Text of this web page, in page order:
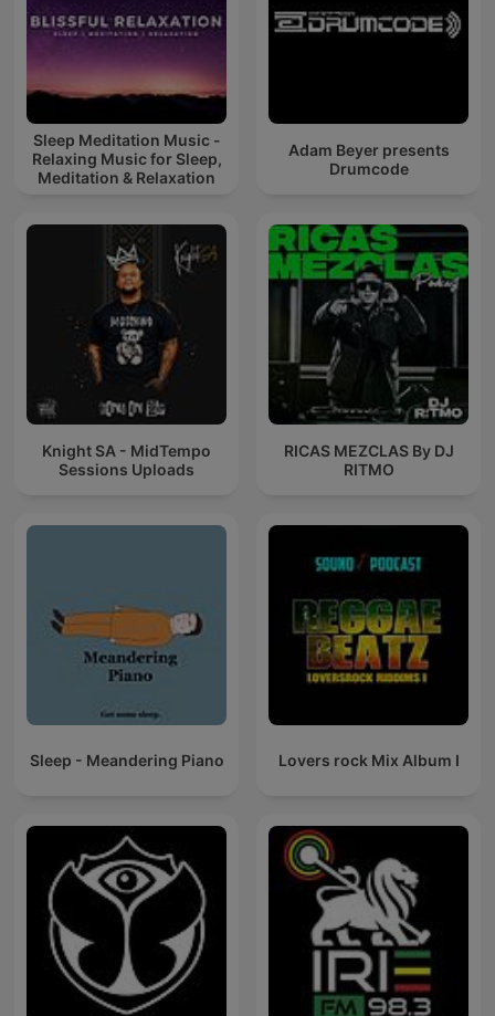
Sleep Meditation Music -
Relaxing Music for Sleep,
Meditation & Relaxation
Adam Beyer presents
Drumcode
Knight SA - MidTempo
Sessions Uploads
RICAS MEZCLAS By DJ
RITMO
Sleep - Meandering Piano Lovers rock Mix Album I